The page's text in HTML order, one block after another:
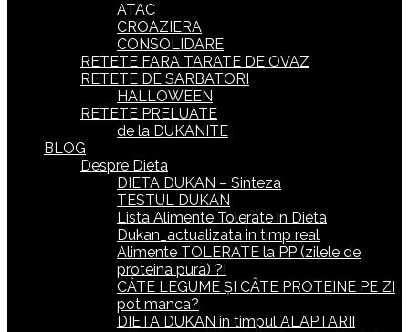
ATAC
CROAZIERA
CONSOLIDARE
RETETE FARA TARATE DE OVAZ
RETETE DE SARBATORI
HALLOWEEN
RETETE PRELUATE
de la DUKANITE
BLOG
Despre Dieta
DIETA DUKAN – Sinteza
TESTUL DUKAN
Lista Alimente Tolerate in Dieta
Dukan_actualizata in timp real
Alimente TOLERATE la PP (zilele de
proteina pura) ?!
CÂTE LEGUME ȘI CÂTE PROTEINE PE ZI
pot manca?
DIETA DUKAN in timpul ALAPTARII